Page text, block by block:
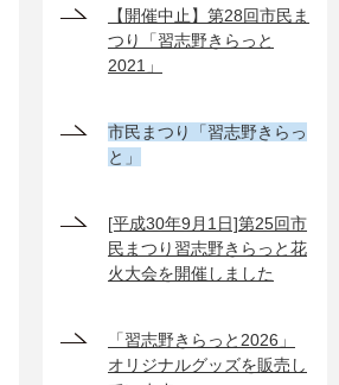
【開催中止】第28回市民ま
つり「習志野きらっと
2021」
市民まつり「習志野きらっ
と」
[平成30年9月1日]第25回市
民まつり習志野きらっと花
火大会を開催しました
「習志野きらっと2026」
オリジナルグッズを販売し